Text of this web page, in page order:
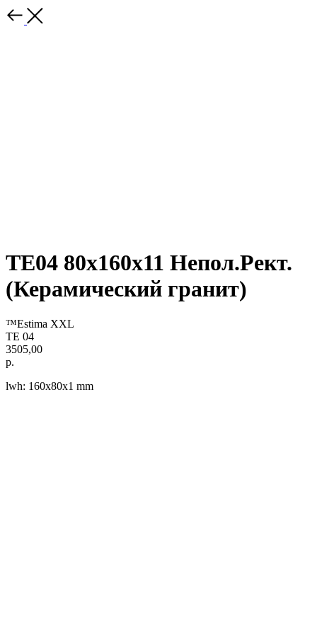
TE04 80x160x11 Непол.Рект.
(Керамический гранит)
™Estima XXL
TE 04
3505,00
р.
lwh: 160x80x1 mm